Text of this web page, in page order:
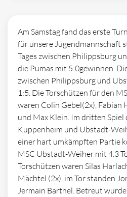
Am Samstag fand das erste
für unsere Jugendmannschaft
Tages zwischen Philippsburg
die Pumas mit 5:0gewinnen.
zwischen Philippsburg und
1:5. Die Torschützen für den
waren Colin Gebel(2x), Fabian
und Max Klein. Im dritten Spiel
Kuppenheim und Ubstadt-
einer hart umkämpften Partie
MSC Ubstadt-Weiher mit 4.3
Torschützen waren Silas
Mächtel (2x), im Tor standen
Jermain Barthel. Betreut